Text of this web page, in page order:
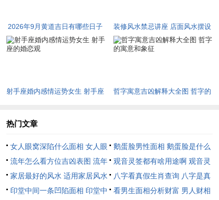
火，主生机；西方金旺，主收敛。若忽略方位，则吉日功效减
半，常有命主于此日只重日辰而轻方位，婚后多生波折。神煞冲
日当观全局，非独看一隅。
弱，需木火生扶。大运流年丙午，火旺助身，然金多为病，择婚
吉日当选水木之日以制金生火。测算神煞，九月初十戊午日，午
火助丙火，红鸾临门，主姻缘顺遂；时辰选卯时木气生发，则化
解金木之克，夫妻宫稳固。若选此日，则婚后家运亨通，然若忽
2026年9月黄道吉日有哪些日子
可以结婚 2026年9月黄道吉日一
装修风水禁忌讲座 店面风水摆设
射手座婚内感情运势女生 射手座
哲字寓意吉凶解释大全图 哲字的
热门文章
女人眼窝深陷什么面相 女人眼
窝深陷是短命相吗
鹅蛋脸男性面相 鹅蛋脸是什么
脸型男性
流年怎么看方位吉凶表图 流年
位置怎么看
观音灵签都有啥用途啊 观音灵
签全部签签词
家居最好的风水 适用家居风水
八字看真假生肖查询 八字是真
还是假
印堂中间一条凹陷面相 印堂中
看男生面相分析财富 男人财相